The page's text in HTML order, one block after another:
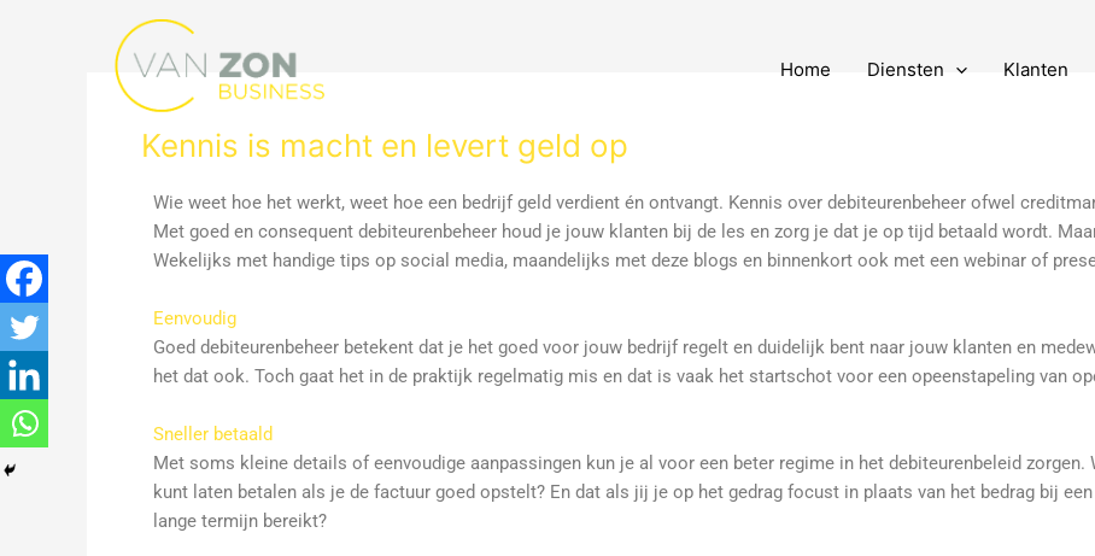
Home Diensten Klanten
Kennis is macht en levert geld op
Wie weet hoe het werkt, weet hoe een bedrijf geld verdient én ontvangt. Kennis over debiteurenbeheer ofwel
Met goed en consequent debiteurenbeheer houd je jouw klanten bij de les en zorg je dat je op tijd betaald wordt.
Wekelijks met handige tips op social media, maandelijks met deze blogs en binnenkort ook met een webinar of
Eenvoudig
Goed debiteurenbeheer betekent dat je het goed voor jouw bedrijf regelt en duidelijk bent naar jouw klanten en
het dat ook. Toch gaat het in de praktijk regelmatig mis en dat is vaak het startschot voor een opeenstapeling van
Sneller betaald
Met soms kleine details of eenvoudige aanpassingen kun je al voor een beter regime in het debiteurenbeleid
kunt laten betalen als je de factuur goed opstelt? En dat als jij je op het gedrag focust in plaats van het bedrag bij
lange termijn bereikt?